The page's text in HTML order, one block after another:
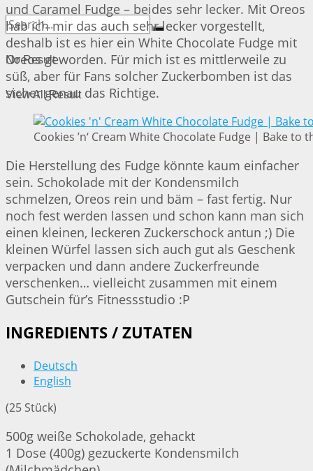
No Result
View All Result
und Caramel Fudge – beides sehr lecker. Mit Oreos
hab ich mir das auch sehr lecker vorgestellt,
deshalb ist es hier ein White Chocolate Fudge mit
Oreos geworden. Für mich ist es mittlerweile zu
süß, aber für Fans solcher Zuckerbomben ist das
sicher genau das Richtige.
Cookies ’n‘ Cream White Chocolate Fudge | Bake to
Die Herstellung des Fudge könnte kaum einfacher
sein. Schokolade mit der Kondensmilch
schmelzen, Oreos rein und bäm – fast fertig. Nur
noch fest werden lassen und schon kann man sich
einen kleinen, leckeren Zuckerschock antun ;) Die
kleinen Würfel lassen sich auch gut als Geschenk
verpacken und dann andere Zuckerfreunde
verschenken… vielleicht zusammen mit einem
Gutschein für’s Fitnessstudio :P
INGREDIENTS / ZUTATEN
Deutsch
English
(25 Stück)
500g weiße Schokolade, gehackt
1 Dose (400g) gezuckerte Kondensmilch